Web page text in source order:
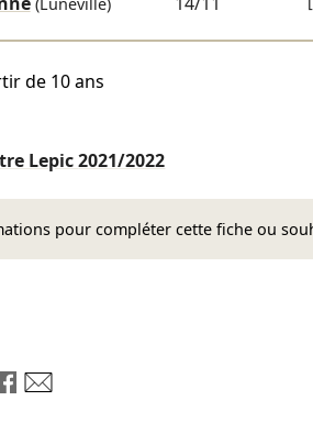
de 10 ans
Lepic2021/2022
pour compléter cette fiche ou
LinkedIn
sur Mastodon
Partager sur Bluesky
Partager sur Facebook